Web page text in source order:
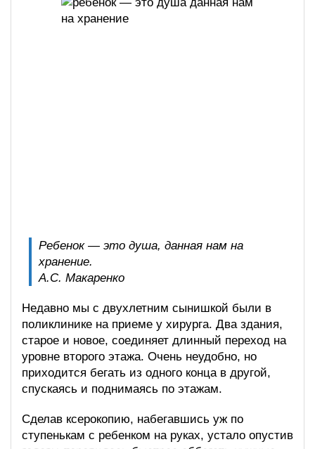
Ребенок — это душа, данная нам на
хранение.
А.С. Макаренко
Недавно мы с двухлетним сынишкой были в
поликлинике на приеме у хирурга. Два здания,
старое и новое, соединяет длинный переход на
уровне второго этажа. Очень неудобно, но
приходится бегать из одного конца в другой,
спускаясь и поднимаясь по этажам.
Сделав ксерокопию, набегавшись уж по
ступенькам с ребенком на руках, устало опустив